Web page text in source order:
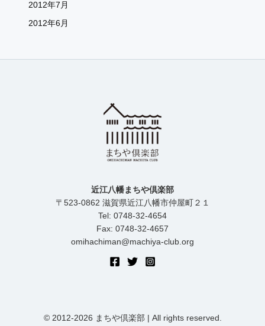
2012年7月
2012年6月
近江八幡まちや倶楽部
〒523-0862 滋賀県近江八幡市仲屋町２１
Tel: 0748-32-4654
Fax: 0748-32-4657
omihachiman@machiya-club.org
© 2012-2026 まちや倶楽部 | All rights reserved.